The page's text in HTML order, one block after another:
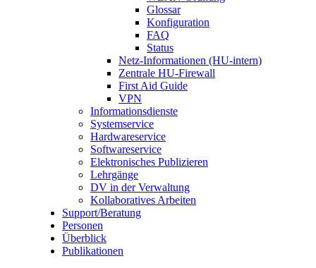
Glossar
Konfiguration
FAQ
Status
Netz-Informationen (HU-intern)
Zentrale HU-Firewall
First Aid Guide
VPN
Informationsdienste
Systemservice
Hardwareservice
Softwareservice
Elektronisches Publizieren
Lehrgänge
DV in der Verwaltung
Kollaboratives Arbeiten
Support/Beratung
Personen
Überblick
Publikationen